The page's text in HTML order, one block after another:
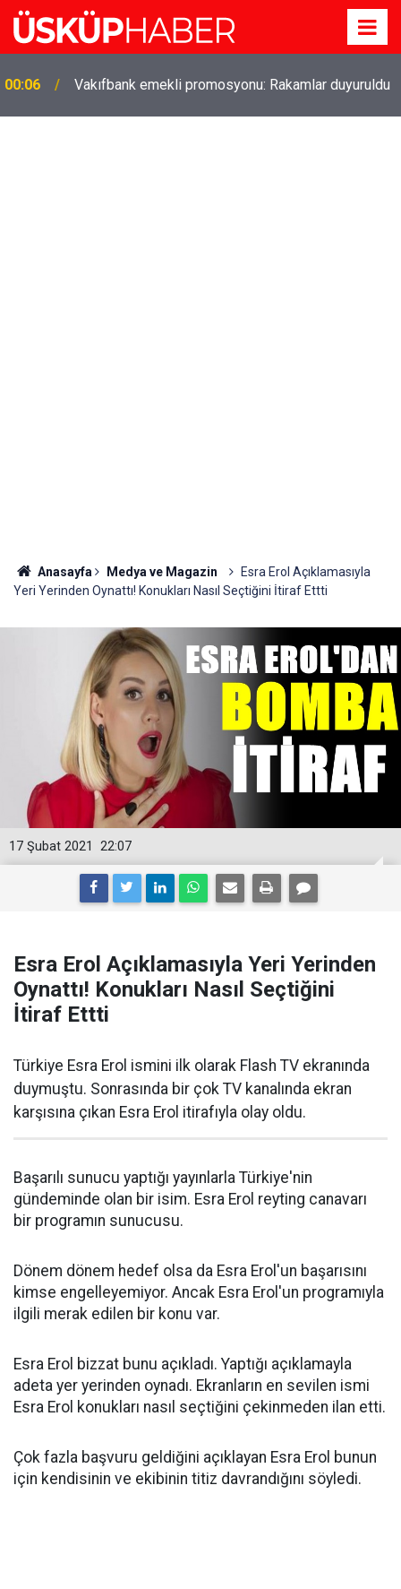
00:06 Vakıfbank emekli promosyonu: Rakamlar duyuruldu
19:21
Gözde oldu! Hem köy hem mahalle hayatı iç içe!
İzmir'deki doğal semt
Anasayfa Medya ve Magazin
Esra Erol Açıklamasıyla
Yeri Yerinden Oynattı! Konukları Nasıl Seçtiğini İtiraf Ettti
22:07
17 Şubat 2021
Esra Erol Açıklamasıyla Yeri Yerinden
Oynattı! Konukları Nasıl Seçtiğini
İtiraf Ettti
Türkiye Esra Erol ismini ilk olarak Flash TV ekranında
duymuştu. Sonrasında bir çok TV kanalında ekran
karşısına çıkan Esra Erol itirafıyla olay oldu.
Başarılı sunucu yaptığı yayınlarla Türkiye'nin
gündeminde olan bir isim. Esra Erol reyting canavarı
bir programın sunucusu.
Dönem dönem hedef olsa da Esra Erol'un başarısını
kimse engelleyemiyor. Ancak Esra Erol'un programıyla
ilgili merak edilen bir konu var.
Esra Erol bizzat bunu açıkladı. Yaptığı açıklamayla
adeta yer yerinden oynadı. Ekranların en sevilen ismi
Esra Erol konukları nasıl seçtiğini çekinmeden ilan etti.
Çok fazla başvuru geldiğini açıklayan Esra Erol bunun
için kendisinin ve ekibinin titiz davrandığını söyledi.